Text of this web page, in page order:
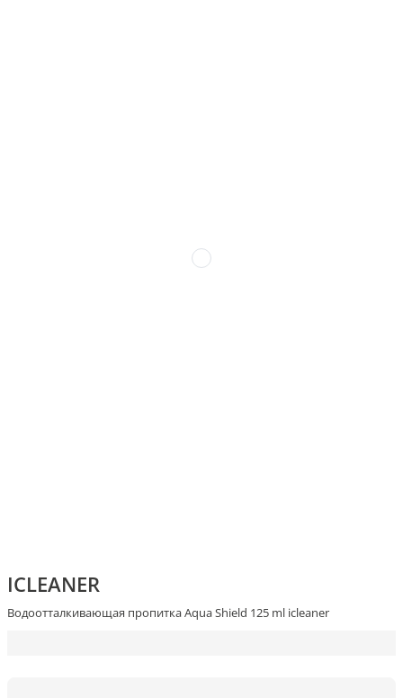
ICLEANER
Водоотталкивающая пропитка Aqua Shield 125 ml icleaner